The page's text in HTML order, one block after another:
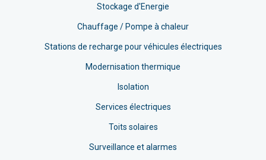
Stockage d'Energie
Chauffage / Pompe à chaleur
Stations de recharge pour véhicules électriques
Modernisation thermique
Isolation
Services électriques
Toits solaires
Surveillance et alarmes